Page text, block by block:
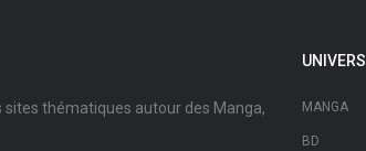
sites thématiques autour des Manga,
UNIVERS
MANGA
BD